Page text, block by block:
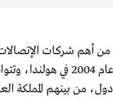
من أهم شركات
حيث تم تأسيسها عام 2004
الآن في أكثر من 10 دول، من بينهم